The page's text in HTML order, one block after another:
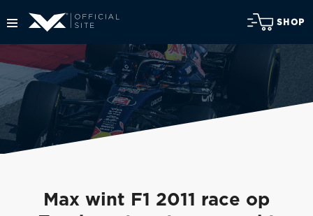
SHOP
Max wint F1 2011 race op